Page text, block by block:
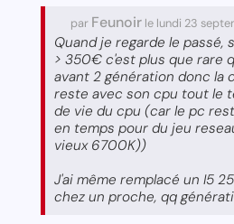
par Feunoir le lundi 23
Quand je regarde le passé,
> 350€ c'est plus que rare
avant 2 génération donc la
reste avec son cpu tout le
de vie du cpu (car le pc
en temps pour du jeu
vieux 6700K))
J'ai même remplacé un I5
chez un proche, qq